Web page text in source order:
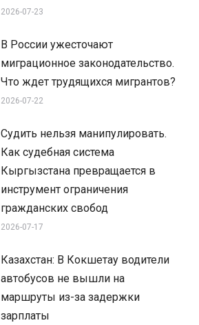
2026-07-23
В России ужесточают
миграционное законодательство.
Что ждет трудящихся мигрантов?
2026-07-22
Судить нельзя манипулировать.
Как судебная система
Кыргызстана превращается в
инструмент ограничения
гражданских свобод
2026-07-17
Казахстан: В Кокшетау водители
автобусов не вышли на
маршруты из-за задержки
зарплаты